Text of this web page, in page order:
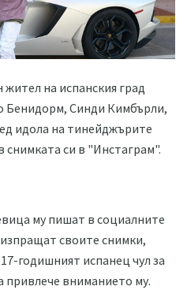
на испанския град
Бенидорм, Синди Кимбърли,
идола на тинейджърите
си в "Инстаграм".
му пишат в социалните
своите снимки,
годишният испанец чул за
привлече вниманието му.